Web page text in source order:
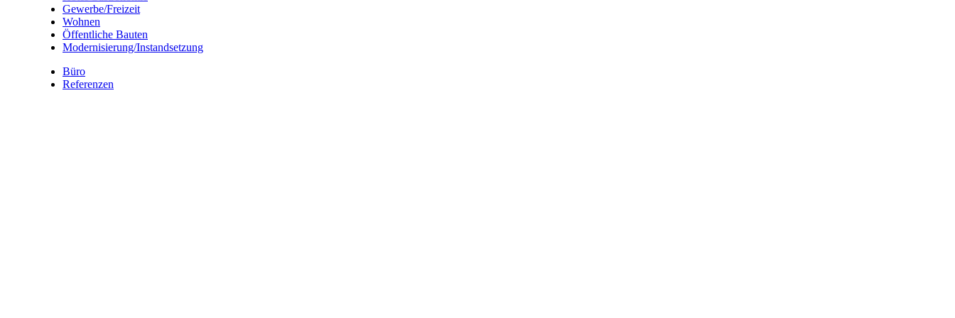
Gewerbe/Freizeit
Wohnen
Öffentliche Bauten
Modernisierung/Instandsetzung
Büro
Referenzen